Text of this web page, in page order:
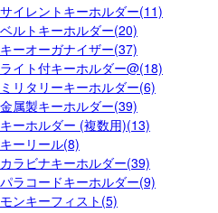
サイレントキーホルダー(11)
ベルトキーホルダー(20)
キーオーガナイザー(37)
ライト付キーホルダー@(18)
ミリタリーキーホルダー(6)
金属製キーホルダー(39)
キーホルダー (複数用)(13)
キーリール(8)
カラビナキーホルダー(39)
パラコードキーホルダー(9)
モンキーフィスト(5)